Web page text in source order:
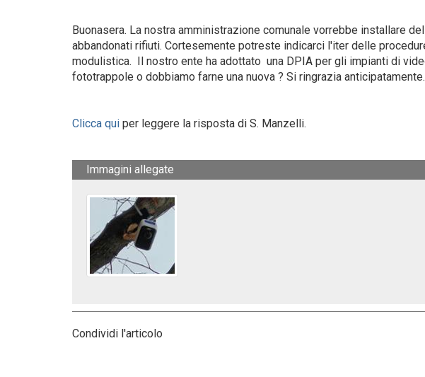
Buonasera. La nostra amministrazione comunale vorrebbe installare
abbandonati rifiuti. Cortesemente potreste indicarci l'iter delle
modulistica. Il nostro ente ha adottato una DPIA per gli impianti di
fototrappole o dobbiamo farne una nuova ? Si ringrazia anticipatamente.
Clicca qui per leggere la risposta di S. Manzelli.
Immagini allegate
Condividi l'articolo